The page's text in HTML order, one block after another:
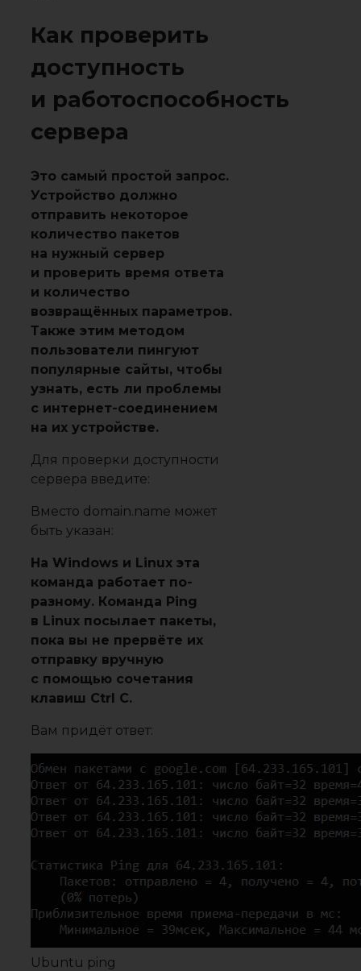
Как проверить
доступность
и работоспособность
сервера
Это самый простой запрос.
Устройство должно
отправить некоторое
количество пакетов
на нужный сервер
и проверить время ответа
и количество
возвращённых параметров.
Также этим методом
пользователи пингуют
популярные сайты, чтобы
узнать, есть ли проблемы
с интернет-соединением
на их устройстве.
Для проверки доступности
сервера введите:
Вместо domain.name может
быть указан:
На Windows и Linux эта
команда работает по-
разному. Команда Ping
в Linux посылает пакеты,
пока вы не прервёте их
отправку вручную
с помощью сочетания
клавиш Ctrl C.
Вам придёт ответ:
Ubuntu ping